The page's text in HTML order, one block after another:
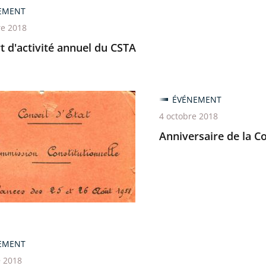
d'activité annuel du CSTA
2018
Anniversaire de la
ÉVÉNEMENT
4 octobre 2018
2018